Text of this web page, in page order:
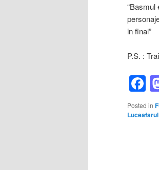
“Basmul
in final”
P.S. :
Posted in
Luceafarul